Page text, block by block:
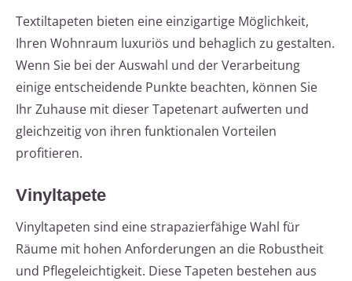
Textiltapeten bieten eine einzigartige Möglichkeit,
Ihren Wohnraum luxuriös und behaglich zu gestalten.
Wenn Sie bei der Auswahl und der Verarbeitung
einige entscheidende Punkte beachten, können Sie
Ihr Zuhause mit dieser Tapetenart aufwerten und
gleichzeitig von ihren funktionalen Vorteilen
profitieren.
Vinyltapete
Vinyltapeten sind eine strapazierfähige Wahl für
Räume mit hohen Anforderungen an die Robustheit
und Pflegeleichtigkeit. Diese Tapeten bestehen aus